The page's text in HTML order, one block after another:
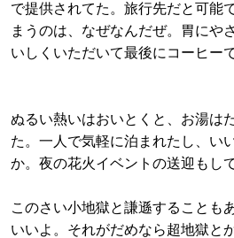
で提供されてた。旅行先だと可能
まうのは、なぜなんだぜ。胃にや
いしくいただいて最後にコーヒー
ぬるい熱いはおいとくと、お湯は
た。一人で気軽に泊まれたし、い
か。夜の花火イベントの送迎もし
このさい小地獄と謙遜することも
いいよ。それがだめなら超地獄と